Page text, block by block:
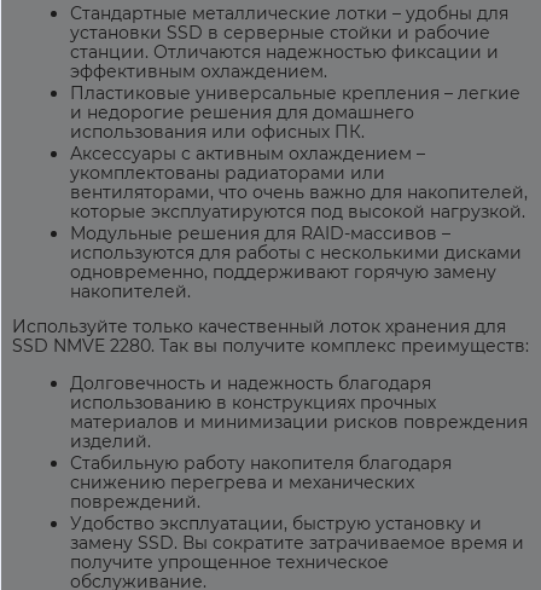
Стандартные металлические лотки – удобны для
установки SSD в серверные стойки и рабочие
станции. Отличаются надежностью фиксации и
эффективным охлаждением.
Пластиковые универсальные крепления – легкие
и недорогие решения для домашнего
использования или офисных ПК.
Аксессуары с активным охлаждением –
укомплектованы радиаторами или
вентиляторами, что очень важно для накопителей,
которые эксплуатируются под высокой нагрузкой.
Модульные решения для RAID-массивов –
используются для работы с несколькими дисками
одновременно, поддерживают горячую замену
накопителей.
Используйте только качественный лоток хранения для
SSD NMVE 2280. Так вы получите комплекс преимуществ:
Долговечность и надежность благодаря
использованию в конструкциях прочных
материалов и минимизации рисков повреждения
изделий.
Стабильную работу накопителя благодаря
снижению перегрева и механических
повреждений.
Удобство эксплуатации, быструю установку и
замену SSD. Вы сократите затрачиваемое время и
получите упрощенное техническое
обслуживание.